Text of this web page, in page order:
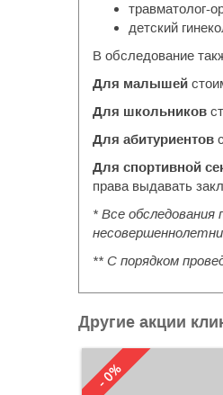
травматолог-
детский
В обследование
Для малышей
Для школьников
Для абитуриентов
Для спортивной
права выдавать
* Все
** С порядком
Другие акции
- 0%